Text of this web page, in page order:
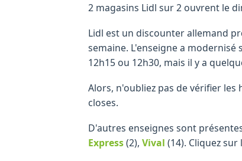
2 magasins Lidl sur 2 ouvrent le
Lidl est un discounter allemand
semaine. L'enseigne a
12h15 ou 12h30, mais il y a
Alors, n'oubliez pas de vérifier
closes.
D'autres enseignes sont
Express(2), Vival (14). Cliquez